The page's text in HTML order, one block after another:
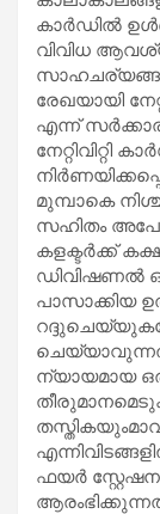
കാർഡിൽ
വിവിധ
രേഖയായി
എന്ന്
മുമ്പാകെ
സഹിതം
കളക്ടര്‍ക്ക്
ഡിവിഷണല്‍
പാസാക്കിയ
ന്യായമായ
ഫയര്‍